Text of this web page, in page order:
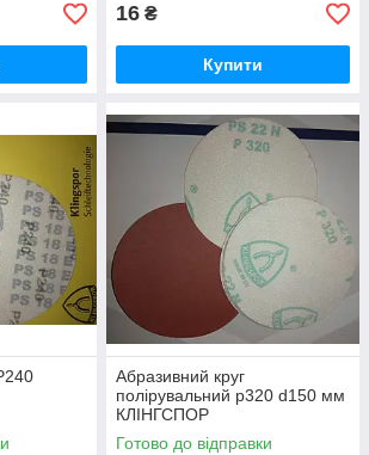
16 ₴
Купити
Абразивний круг
полірувальний р320 d150 мм
КЛІНГСПОР
Готово до відправки